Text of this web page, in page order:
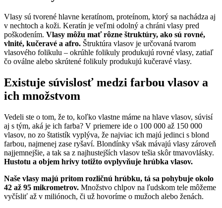
Vlasy sú tvorené hlavne keratínom, proteínom, ktorý sa nachádza aj
v nechtoch a koži. Keratín je veľmi odolný a chráni vlasy pred
poškodením. Vlasy môžu mať rôzne štruktúry, ako sú rovné,
vlnité, kučeravé a afro. Štruktúra vlasov je určovaná tvarom
vlasového folikulu – okrúhle folikuly produkujú rovné vlasy, zatiaľ
čo oválne alebo skrútené folikuly produkujú kučeravé vlasy.
Existuje súvislosť medzi farbou vlasov a
ich množstvom
Vedeli ste o tom, že to, koľko vlastne máme na hlave vlasov, súvisí
aj s tým, aká je ich farba? V priemere ide o 100 000 až 150 000
vlasov, no zo štatistík vyplýva, že najviac ich majú jedinci s blond
farbou, najmenej zase ryšaví. Blondínky však mávajú vlasy zároveň
najjemnejšie, a tak sa z najhustejších vlasov tešia skôr tmavovlásky.
Hustotu a objem hrivy totižto ovplyvňuje hrúbka vlasov.
Naše vlasy majú pritom rozličnú hrúbku, tá sa pohybuje okolo
42 až 95 mikrometrov. Množstvo chlpov na ľudskom tele môžeme
vyčísliť až v miliónoch, či už hovoríme o mužoch alebo ženách.